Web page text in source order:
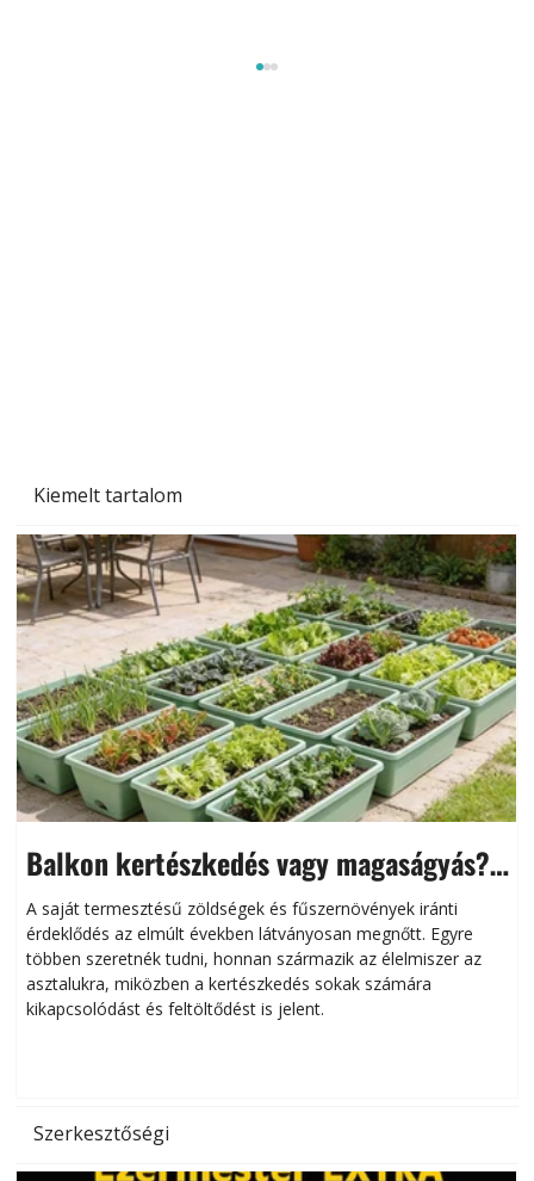
Kiemelt tartalom
Balkon kertészkedés vagy magaságyás?
Helytakarékos kertészkedés
A saját termesztésű zöldségek és fűszernövények iránti
érdeklődés az elmúlt években látványosan megnőtt. Egyre
többen szeretnék tudni, honnan származik az élelmiszer az
asztalukra, miközben a kertészkedés sokak számára
kikapcsolódást és feltöltődést is jelent.
Szerkesztőségi